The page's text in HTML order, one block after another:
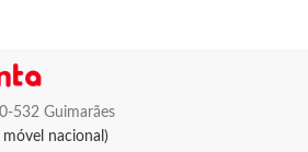
532 Guimarães
nacional)